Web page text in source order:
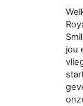
jou